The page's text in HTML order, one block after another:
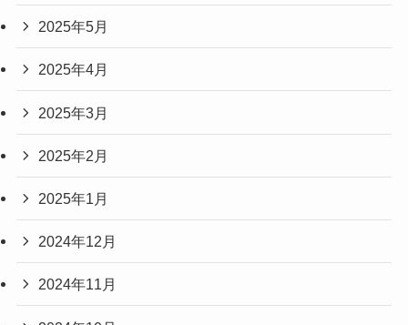
2025年5月
2025年4月
2025年3月
2025年2月
2025年1月
2024年12月
2024年11月